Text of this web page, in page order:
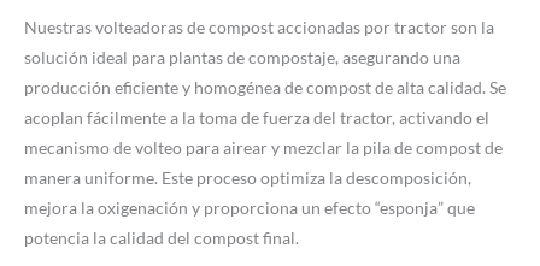
Nuestras volteadoras de compost accionadas por tractor son la
solución ideal para plantas de compostaje, asegurando una
producción eficiente y homogénea de compost de alta calidad. Se
acoplan fácilmente a la toma de fuerza del tractor, activando el
mecanismo de volteo para airear y mezclar la pila de compost de
manera uniforme. Este proceso optimiza la descomposición,
mejora la oxigenación y proporciona un efecto “esponja” que
potencia la calidad del compost final.